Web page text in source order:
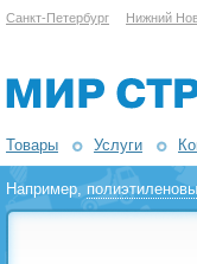
Санкт-Петербург Нижний
Товары Услуги
Например,